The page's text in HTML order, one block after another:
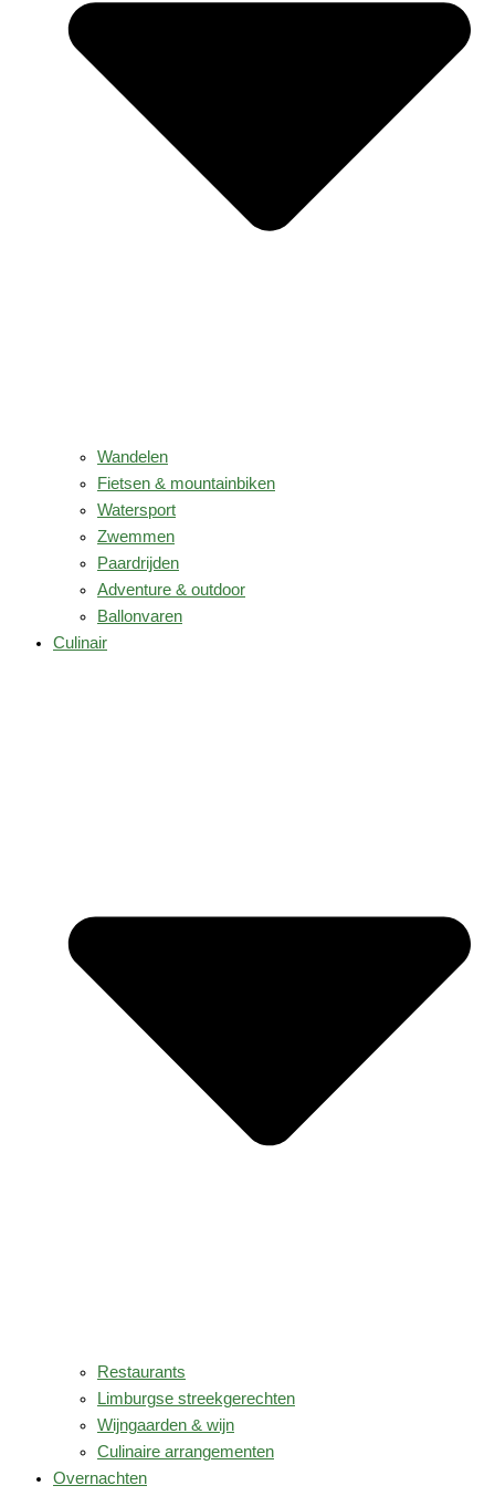
Wandelen
Fietsen & mountainbiken
Watersport
Zwemmen
Paardrijden
Adventure & outdoor
Ballonvaren
Culinair
Restaurants
Limburgse streekgerechten
Wijngaarden & wijn
Culinaire arrangementen
Overnachten